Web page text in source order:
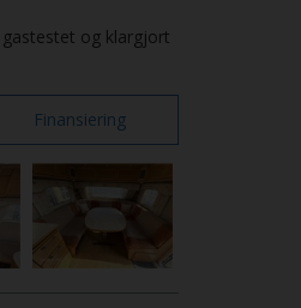
og klargjort
Finansiering